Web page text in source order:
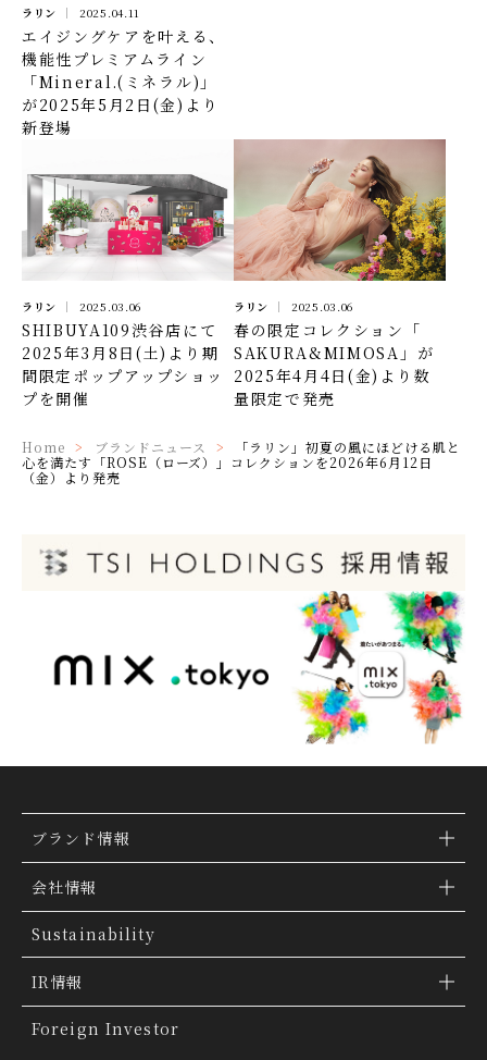
ラリン 2025.04.11
エイジングケアを叶える、
機能性プレミアムライン
「Mineral.(ミネラル)」
が2025年5月2日(金)より
新登場
ラリン 2025.03.06
SHIBUYA109渋谷店にて
2025年3月8日(土)より期
間限定ポップアップショッ
プを開催
ラリン 2025.03.06
春の限定コレクション「
SAKURA&MIMOSA」が
2025年4月4日(金)より数
量限定で発売
Home ブランドニュース
「ラリン」初夏の風にほどける肌と
心を満たす「ROSE（ローズ）」コレクションを2026年6月12日
（金）より発売
ブランド情報
ブランド検索
ブランドトピックス
「ファッションの力を信じよう」
THE MOVIE
会社情報
TSI トピックス
会社概要
会社沿革
Sustainability
IR情報
IR情報
Foreign Investor